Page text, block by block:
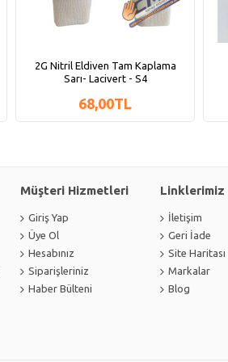
2G Nitril Eldiven Tam Kaplama
Sarı- Lacivert - S4
68,00TL
Müşteri Hizmetleri
Giriş Yap
Üye Ol
Hesabınız
Siparişleriniz
Haber Bülteni
Linklerimiz
İletişim
Geri İade
Site Haritası
Markalar
Blog